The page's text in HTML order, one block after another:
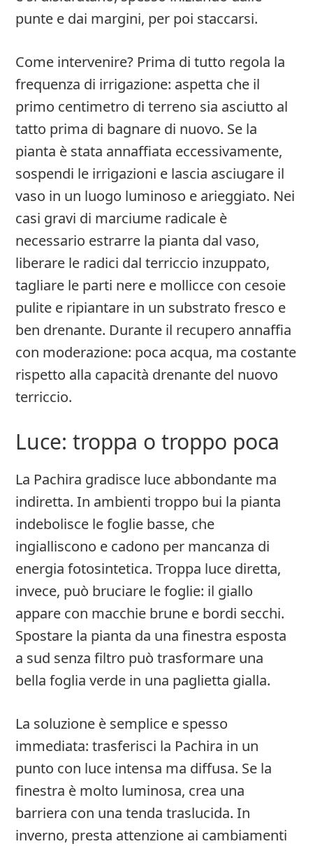
punte e dai margini, per poi staccarsi.
Come intervenire? Prima di tutto regola la
frequenza di irrigazione: aspetta che il
primo centimetro di terreno sia asciutto al
tatto prima di bagnare di nuovo. Se la
pianta è stata annaffiata eccessivamente,
sospendi le irrigazioni e lascia asciugare il
vaso in un luogo luminoso e arieggiato. Nei
casi gravi di marciume radicale è
necessario estrarre la pianta dal vaso,
liberare le radici dal terriccio inzuppato,
tagliare le parti nere e mollicce con cesoie
pulite e ripiantare in un substrato fresco e
ben drenante. Durante il recupero annaffia
con moderazione: poca acqua, ma costante
rispetto alla capacità drenante del nuovo
terriccio.
Luce: troppa o troppo poca
La Pachira gradisce luce abbondante ma
indiretta. In ambienti troppo bui la pianta
indebolisce le foglie basse, che
ingialliscono e cadono per mancanza di
energia fotosintetica. Troppa luce diretta,
invece, può bruciare le foglie: il giallo
appare con macchie brune e bordi secchi.
Spostare la pianta da una finestra esposta
a sud senza filtro può trasformare una
bella foglia verde in una paglietta gialla.
La soluzione è semplice e spesso
immediata: trasferisci la Pachira in un
punto con luce intensa ma diffusa. Se la
finestra è molto luminosa, crea una
barriera con una tenda traslucida. In
inverno, presta attenzione ai cambiamenti